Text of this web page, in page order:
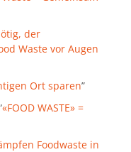
der
Waste vor Augen
Ort sparen”
«FOOD WASTE» =
Foodwaste in